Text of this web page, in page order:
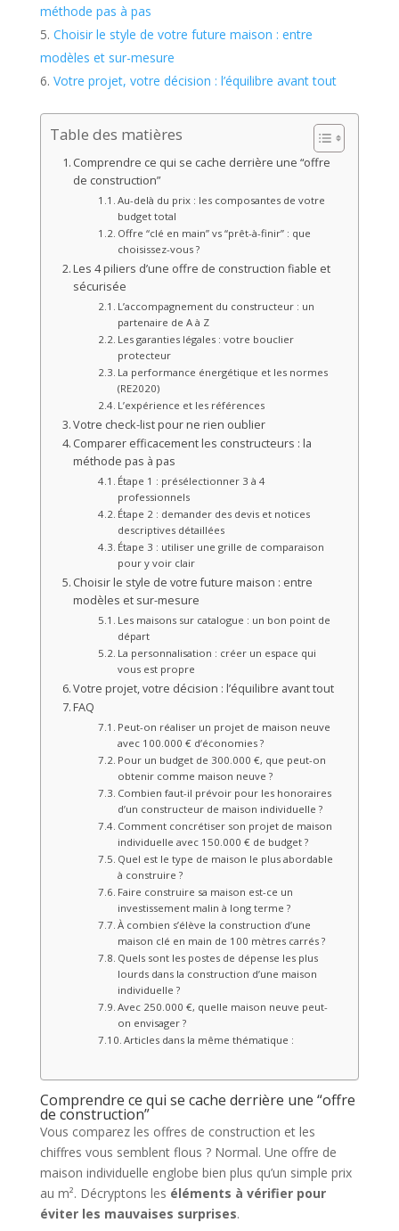
méthode pas à pas
Choisir le style de votre future maison : entre
modèles et sur-mesure
Votre projet, votre décision : l’équilibre avant tout
Table des matières
Comprendre ce qui se cache derrière une “offre
de construction”
Au-delà du prix : les composantes de votre
budget total
Offre “clé en main” vs “prêt-à-finir” : que
choisissez-vous ?
Les 4 piliers d’une offre de construction fiable et
sécurisée
L’accompagnement du constructeur : un
partenaire de A à Z
Les garanties légales : votre bouclier
protecteur
La performance énergétique et les normes
(RE2020)
L’expérience et les références
Votre check-list pour ne rien oublier
Comparer efficacement les constructeurs : la
méthode pas à pas
Étape 1 : présélectionner 3 à 4
professionnels
Étape 2 : demander des devis et notices
descriptives détaillées
Étape 3 : utiliser une grille de comparaison
pour y voir clair
Choisir le style de votre future maison : entre
modèles et sur-mesure
Les maisons sur catalogue : un bon point de
départ
La personnalisation : créer un espace qui
vous est propre
Votre projet, votre décision : l’équilibre avant tout
FAQ
Peut-on réaliser un projet de maison neuve
avec 100.000 € d’économies ?
Pour un budget de 300.000 €, que peut-on
obtenir comme maison neuve ?
Combien faut-il prévoir pour les honoraires
d’un constructeur de maison individuelle ?
Comment concrétiser son projet de maison
individuelle avec 150.000 € de budget ?
Quel est le type de maison le plus abordable
à construire ?
Faire construire sa maison est-ce un
investissement malin à long terme ?
À combien s’élève la construction d’une
maison clé en main de 100 mètres carrés ?
Quels sont les postes de dépense les plus
lourds dans la construction d’une maison
individuelle ?
Avec 250.000 €, quelle maison neuve peut-
on envisager ?
Articles dans la même thématique :
Comprendre ce qui se cache derrière une “offre
de construction”
Vous comparez les offres de construction et les
chiffres vous semblent flous ? Normal. Une offre de
maison individuelle englobe bien plus qu’un simple prix
au m². Décryptons les éléments à vérifier pour
éviter les mauvaises surprises.